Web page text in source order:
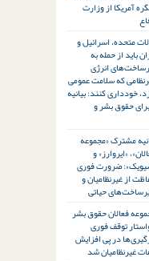
آمریکا از وزارت
متحده، اسرائیل و
باید از حمله به
انرژی
که سلامت عمومی
خودداری کنند: بیانیه
حقوق بشر و
مشترک «مجموعه
«ایروارز» و
ضرورت فوری
از غیرنظامیان و
حیاتی
فعالان حقوق بشر
توقف فوری
در پی افزایش
غیرنظامیان شد